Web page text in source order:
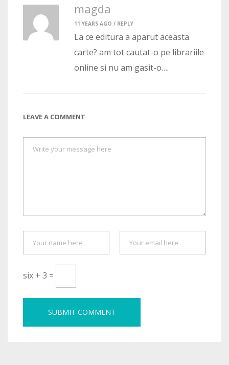
magda
11 YEARS AGO / REPLY
La ce editura a aparut aceasta
carte? am tot cautat-o pe librariile
online si nu am gasit-o….
LEAVE A COMMENT
six + 3 =